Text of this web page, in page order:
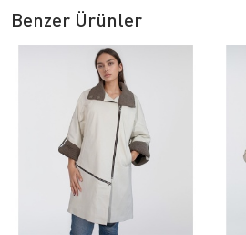
Benzer Ürünler